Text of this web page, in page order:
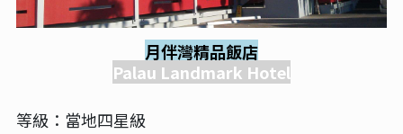
月伴灣精品飯店
Palau Landmark Hotel
等級：當地四星級